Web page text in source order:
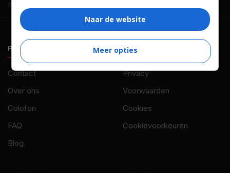
hosted by
FILMTOTAAL
Contact
Over ons
Colofon
FAQ
Blog
BELEID
Privacy
Voorwaarden
Cookies
Cookievoorkeuren
Naar de website
Meer opties